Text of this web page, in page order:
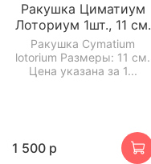
Ракушка Циматиум
Лоториум 1шт., 11 см.
Ракушка Cymatium
lotorium Размеры: 11 см.
Цена указана за 1...
1 500 р